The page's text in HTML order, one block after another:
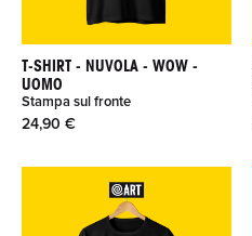
T-SHIRT - NUVOLA - WOW -
UOMO
Stampa sul fronte
24,90 €